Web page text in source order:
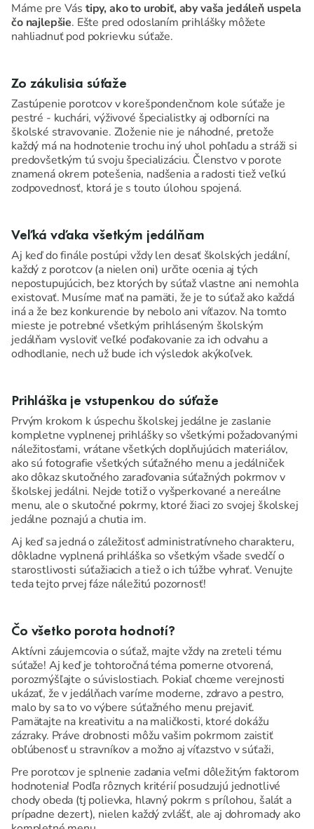
Máme pre Vás tipy, ako to urobiť, aby vaša jedáleň uspela
čo najlepšie. Ešte pred odoslaním prihlášky môžete
nahliadnuť pod pokrievku súťaže.
Zo zákulisia súťaže
Zastúpenie porotcov v korešpondenčnom kole súťaže je
pestré - kuchári, výživové špecialistky aj odborníci na
školské stravovanie. Zloženie nie je náhodné, pretože
každý má na hodnotenie trochu iný uhol pohľadu a stráži si
predovšetkým tú svoju špecializáciu. Členstvo v porote
znamená okrem potešenia, nadšenia a radosti tiež veľkú
zodpovednosť, ktorá je s touto úlohou spojená.
Veľká vďaka všetkým jedálňam
Aj keď do finále postúpi vždy len desať školských jedální,
každý z porotcov (a nielen oni) určite ocenia aj tých
nepostupujúcich, bez ktorých by súťaž vlastne ani nemohla
existovať. Musíme mať na pamäti, že je to súťaž ako každá
iná a že bez konkurencie by nebolo ani víťazov. Na tomto
mieste je potrebné všetkým prihláseným školským
jedálňam vysloviť veľké poďakovanie za ich odvahu a
odhodlanie, nech už bude ich výsledok akýkoľvek.
Prihláška je vstupenkou do súťaže
Prvým krokom k úspechu školskej jedálne je zaslanie
kompletne vyplnenej prihlášky so všetkými požadovanými
náležitosťami, vrátane všetkých doplňujúcich materiálov,
ako sú fotografie všetkých súťažného menu a jedálniček
ako dôkaz skutočného zaraďovania súťažných pokrmov v
školskej jedálni. Nejde totiž o vyšperkované a nereálne
menu, ale o skutočné pokrmy, ktoré žiaci zo svojej školskej
jedálne poznajú a chutia im.
Aj keď sa jedná o záležitosť administratívneho charakteru,
dôkladne vyplnená prihláška so všetkým všade svedčí o
starostlivosti súťažiacich a tiež o ich túžbe vyhrať. Venujte
teda tejto prvej fáze náležitú pozornosť!
Čo všetko porota hodnotí?
Aktívni záujemcovia o súťaž, majte vždy na zreteli tému
súťaže! Aj keď je tohtoročná téma pomerne otvorená,
porozmýšľajte o súvislostiach. Pokiaľ chceme verejnosti
ukázať, že v jedálňach varíme moderne, zdravo a pestro,
malo by sa to vo výbere súťažného menu prejaviť.
Pamätajte na kreativitu a na maličkosti, ktoré dokážu
zázraky. Práve drobnosti môžu vašim pokrmom zaistiť
obľúbenosť u stravníkov a možno aj víťazstvo v súťaži,
Pre porotcov je splnenie zadania veľmi dôležitým faktorom
hodnotenia! Podľa rôznych kritérií posudzujú jednotlivé
chody obeda (tj polievka, hlavný pokrm s prílohou, šalát a
prípadne dezert), nielen každý zvlášť, ale aj dohromady ako